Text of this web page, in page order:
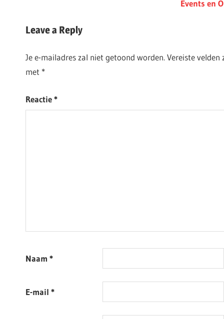
Next
Events en
Leave a Reply
Je e-mailadres zal niet getoond worden.Vereiste velden
met *
Reactie*
Naam *
E-mail *